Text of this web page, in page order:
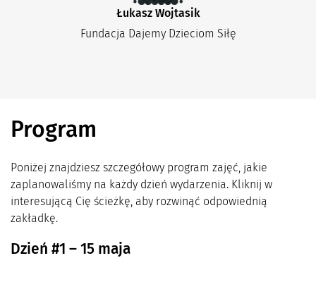
Łukasz Wojtasik
Fundacja Dajemy Dzieciom Siłę
Program
Poniżej znajdziesz szczegółowy program zajęć, jakie
zaplanowaliśmy na każdy dzień wydarzenia. Kliknij w
interesującą Cię ścieżkę, aby rozwinąć odpowiednią
zakładkę.
Dzień #1 – 15 maja